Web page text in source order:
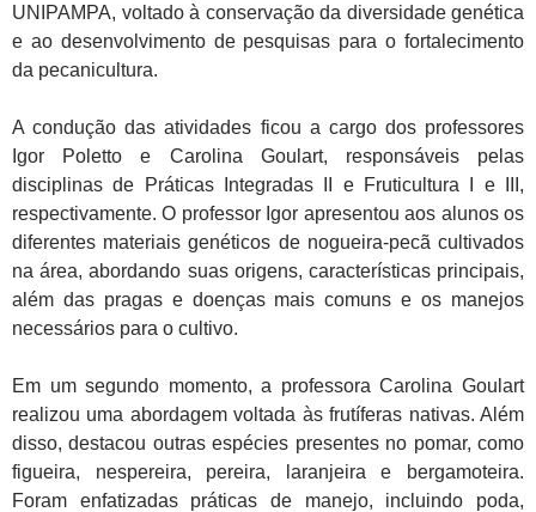
UNIPAMPA, voltado à conservação da diversidade genética
e ao desenvolvimento de pesquisas para o fortalecimento
da pecanicultura.
A condução das atividades ficou a cargo dos professores
Igor Poletto e Carolina Goulart, responsáveis pelas
disciplinas de Práticas Integradas II e Fruticultura I e III,
respectivamente. O professor Igor apresentou aos alunos os
diferentes materiais genéticos de nogueira-pecã cultivados
na área, abordando suas origens, características principais,
além das pragas e doenças mais comuns e os manejos
necessários para o cultivo.
Em um segundo momento, a professora Carolina Goulart
realizou uma abordagem voltada às frutíferas nativas. Além
disso, destacou outras espécies presentes no pomar, como
figueira, nespereira, pereira, laranjeira e bergamoteira.
Foram enfatizadas práticas de manejo, incluindo poda,